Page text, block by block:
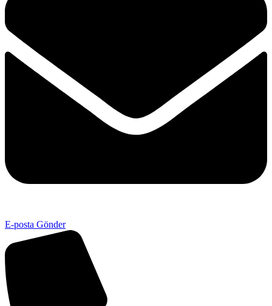
E-posta Gönder